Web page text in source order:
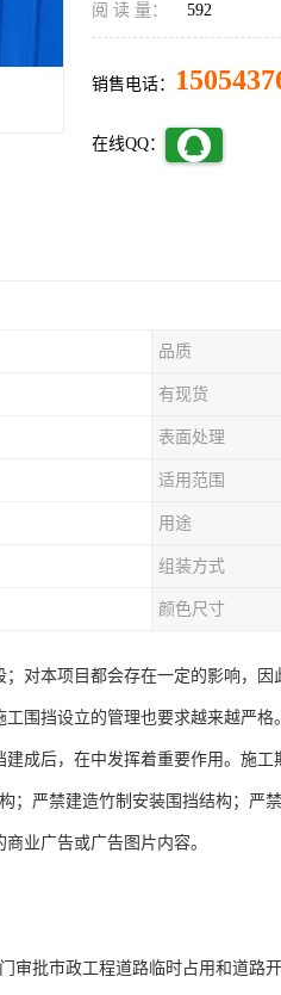
阅 读 量： 592
销售电话：
在线QQ：
品质
有现货
表面处理
适用范围
用途
组装方式
颜色尺寸
对本项目都会存在一定的影响，
围挡设立的管理也要求越来越严格
成后，在中发挥着重要作用。施
；严禁建造竹制安装围挡结构；严
业广告或广告图片内容。
审批市政工程道路临时占用和道路